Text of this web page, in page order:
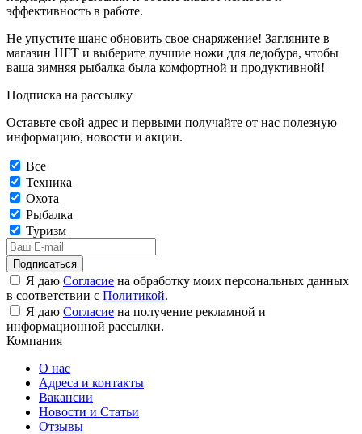
эффективность в работе.
Не упустите шанс обновить свое снаряжение! Загляните в
магазин HFT и выберите лучшие ножи для ледобура, чтобы
ваша зимняя рыбалка была комфортной и продуктивной!
Подписка на рассылку
Оставьте свой адрес и первыми получайте от нас полезную
информацию, новости и акции.
Все
Техника
Охота
Рыбалка
Туризм
Подписаться
Я даю Согласие на обработку моих персональных данных
в соответствии с Политикой.
Я даю Согласие на получение рекламной и
информационной рассылки.
Компания
О нас
Адреса и контакты
Вакансии
Новости и Статьи
Отзывы